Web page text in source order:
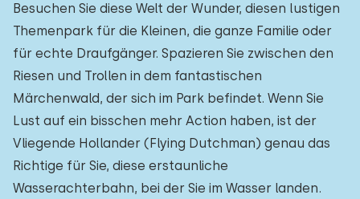
Besuchen Sie diese Welt der Wunder, diesen lustigen
Themenpark für die Kleinen, die ganze Familie oder
für echte Draufgänger. Spazieren Sie zwischen den
Riesen und Trollen in dem fantastischen
Märchenwald, der sich im Park befindet. Wenn Sie
Lust auf ein bisschen mehr Action haben, ist der
Vliegende Hollander (Flying Dutchman) genau das
Richtige für Sie, diese erstaunliche
Wasserachterbahn, bei der Sie im Wasser landen.